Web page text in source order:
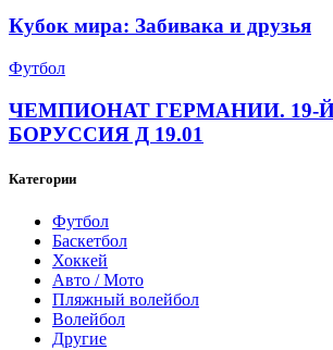
Кубок мира: Забивака и друзья
Футбол
ЧЕМПИОНАТ ГЕРМАНИИ. 19-Й
БОРУССИЯ Д 19.01
Категории
Футбол
Баскетбол
Хоккей
Авто / Мото
Пляжный волейбол
Волейбол
Другие